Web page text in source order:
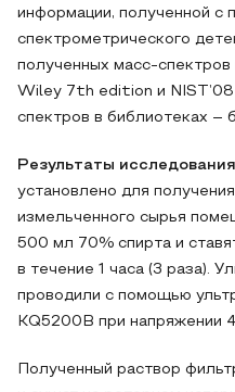
информации, полученной с
спектрометрического
полученных масс-
Wiley 7th edition и
спектров в библиотеках –
Результаты
установлено для
измельченного сырья
500 мл 70% спирта и
в течение 1 часа (3 раза).
проводили с помощью
KQ5200B при напряжении
Полученный раствор